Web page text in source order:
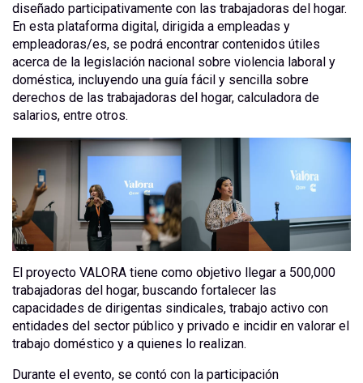
diseñado participativamente con las trabajadoras del hogar.
En esta plataforma digital, dirigida a empleadas y
empleadoras/es, se podrá encontrar contenidos útiles
acerca de la legislación nacional sobre violencia laboral y
doméstica, incluyendo una guía fácil y sencilla sobre
derechos de las trabajadoras del hogar, calculadora de
salarios, entre otros.
El proyecto VALORA tiene como objetivo llegar a 500,000
trabajadoras del hogar, buscando fortalecer las
capacidades de dirigentas sindicales, trabajo activo con
entidades del sector público y privado e incidir en valorar el
trabajo doméstico y a quienes lo realizan.
Durante el evento, se contó con la participación